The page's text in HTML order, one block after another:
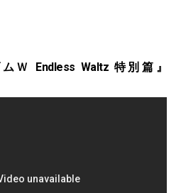
Ｗ Endless Waltz 特別篇』